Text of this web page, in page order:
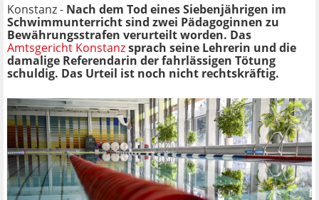
Konstanz - Nach dem Tod eines Siebenjährigen im
Schwimmunterricht sind zwei Pädagoginnen zu
Bewährungsstrafen verurteilt worden. Das
Amtsgericht Konstanzsprach seine Lehrerin und die
damalige Referendarin der fahrlässigen Tötung
schuldig. Das Urteil ist noch nicht rechtskräftig.